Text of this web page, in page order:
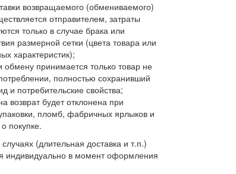
возвращаемого (обмениваемого)
отправителем, затраты
только в случае брака или
размерной сетки (цвета товара или
характеристик);
обмену принимается только товар не
полностью сохранивший
и потребительские свойства;
возврат будет отклонена при
пломб, фабричных ярлыков и
покупке.
(длительная доставка и т.п.)
индивидуально в момент оформления